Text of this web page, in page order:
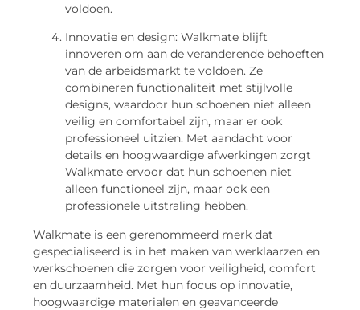
voldoen.
Innovatie en design: Walkmate blijft
innoveren om aan de veranderende behoeften
van de arbeidsmarkt te voldoen. Ze
combineren functionaliteit met stijlvolle
designs, waardoor hun schoenen niet alleen
veilig en comfortabel zijn, maar er ook
professioneel uitzien. Met aandacht voor
details en hoogwaardige afwerkingen zorgt
Walkmate ervoor dat hun schoenen niet
alleen functioneel zijn, maar ook een
professionele uitstraling hebben.
Walkmate is een gerenommeerd merk dat
gespecialiseerd is in het maken van werklaarzen en
werkschoenen die zorgen voor veiligheid, comfort
en duurzaamheid. Met hun focus op innovatie,
hoogwaardige materialen en geavanceerde